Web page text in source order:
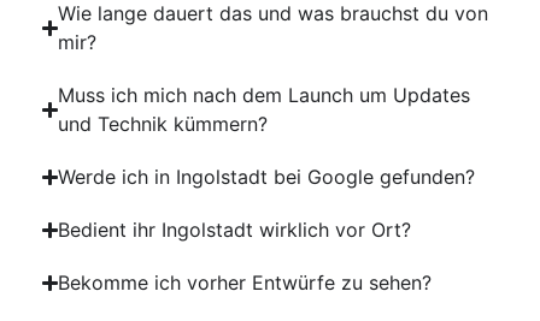
Wie lange dauert das und was brauchst du von
mir?
Muss ich mich nach dem Launch um Updates
und Technik kümmern?
Werde ich in Ingolstadt bei Google gefunden?
Bedient ihr Ingolstadt wirklich vor Ort?
Bekomme ich vorher Entwürfe zu sehen?